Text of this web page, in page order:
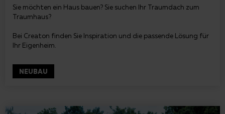
Sie möchten ein Haus bauen? Sie suchen Ihr Traumdach zum
Traumhaus?
Bei Creaton finden Sie Inspiration und die passende Lösung für
Ihr Eigenheim.
NEUBAU